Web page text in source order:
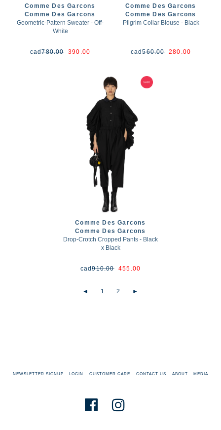
Comme Des Garcons
Comme Des Garcons
Geometric-Pattern Sweater - Off-
White
cad780.00390.00
Comme Des Garcons
Comme Des Garcons
Pilgrim Collar Blouse - Black
cad560.00280.00
Comme Des Garcons
Comme Des Garcons
Drop-Crotch Cropped Pants - Black
x Black
cad910.00455.00
◄ 1 2 ►
NEWSLETTER SIGNUP LOGIN CUSTOMER CARE CONTACT US ABOUT MEDIA